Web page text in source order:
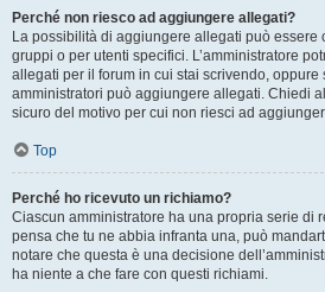
Perché non riesco ad aggiungere allegati?
La possibilità di aggiungere allegati può essere
gruppi o per utenti specifici. L’amministratore
allegati per il forum in cui stai scrivendo, oppure
amministratori può aggiungere allegati. Chiedi
sicuro del motivo per cui non riesci ad
Top
Perché ho ricevuto un richiamo?
Ciascun amministratore ha una propria serie di
pensa che tu ne abbia infranta una, può
notare che questa è una decisione
ha niente a che fare con questi richiami.